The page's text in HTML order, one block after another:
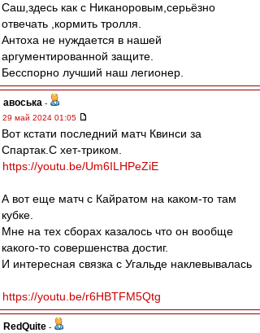
Саш,здесь как с Никаноровым,серьёзно
отвечать ,кормить тролля.
Антоха не нуждается в нашей
аргументированной защите.
Бесспорно лучший наш легионер.
авоська -
29 май 2024 01:05
Вот кстати последний матч Квинси за
Спартак.С хет-триком.
https://youtu.be/Um6ILHPeZiE
А вот еще матч с Кайратом на каком-то там
кубке.
Мне на тех сборах казалось что он вообще
какого-то совершенства достиг.
И интересная связка с Угальде наклевывалась
https://youtu.be/r6HBTFM5Qtg
RedQuite -